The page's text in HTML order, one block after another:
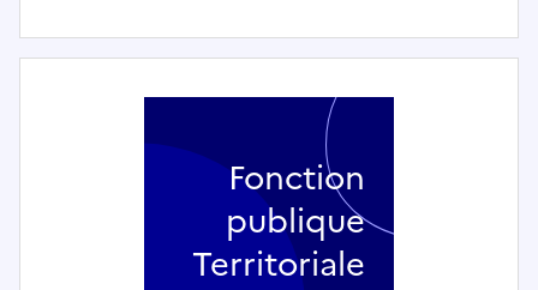
Fonction
publique
Territoriale